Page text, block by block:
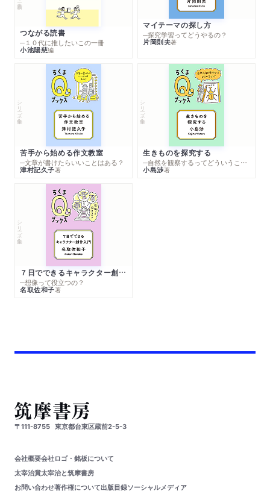
つながる読書
─１０代に推したいこの一冊
小池陽慈編
マイテーマの探し方
─探究学習ってどうやるの？
片岡則夫著
シリーズ・全集
苦手から始める作文教室
─文章が書けたらいいことはある？
津村記久子著
シリーズ・全集
生きものを探究する
─自然を観察するってどういうこと？
小島渉著
シリーズ・全集
７日でできるキャラクター創作入門
─想像って役立つの？
名取佐和子著
〒111-8755 東京都台東区蔵前2-5-3
会社概要会社ロゴ・銘板について
太宰治賞太宰治と筑摩書房
お問い合わせ著作権について出版目録ソーシャルメディア